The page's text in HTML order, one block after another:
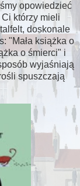
opowiedzieć
którzy mieli
doskonale
"Mała książka o
o śmierci" i
wyjaśniają
spuszczają